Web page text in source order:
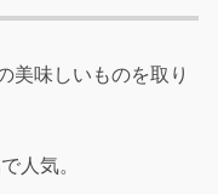
美味しいものを取り
人気。